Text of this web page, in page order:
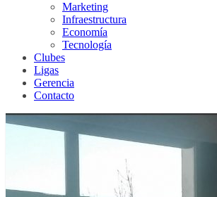
Marketing
Infraestructura
Economía
Tecnología
Clubes
Ligas
Gerencia
Contacto